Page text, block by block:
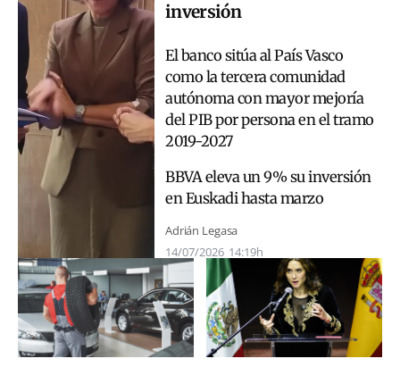
inversión
El banco sitúa al País Vasco
como la tercera comunidad
autónoma con mayor mejoría
del PIB por persona en el tramo
2019-2027
BBVA eleva un 9% su inversión
en Euskadi hasta marzo
Adrián Legasa
14/07/2026 14:19h